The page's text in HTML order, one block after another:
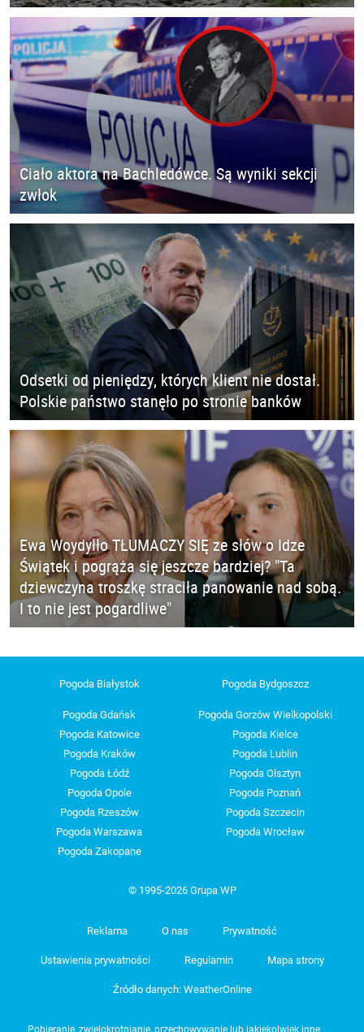
Ciało aktora na Bachledówce. Są wyniki sekcji
zwłok
Odsetki od pieniędzy, których klient nie dostał.
Polskie państwo stanęło po stronie banków
Ewa Woydyłło TŁUMACZY SIĘ ze słów o Idze
Świątek i pogrąża się jeszcze bardziej? "Ta
dziewczyna troszkę straciła panowanie nad sobą.
I to nie jest pogardliwe"
Pogoda Białystok Pogoda Bydgoszcz
Pogoda Gdańsk
Pogoda Gorzów Wielkopolski
Pogoda Katowice
Pogoda Kielce
Pogoda Kraków
Pogoda Lublin
Pogoda Łódź
Pogoda Olsztyn
Pogoda Opole
Pogoda Poznań
Pogoda Rzeszów
Pogoda Szczecin
Pogoda Warszawa
Pogoda Wrocław
Pogoda Zakopane
© 1995-2026 Grupa WP
Reklama O nas Prywatność
Ustawienia prywatności Regulamin Mapa strony
Źródło danych: WeatherOnline
Pobieranie, zwielokrotnianie, przechowywanie lub jakiekolwiek inne